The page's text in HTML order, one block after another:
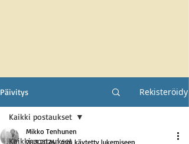
Päivitys Rekisteröidy
Kaikki postaukset
Kaikki postaukset
Mikko Tenhunen
28.9.2024 1 min käytetty lukemiseen